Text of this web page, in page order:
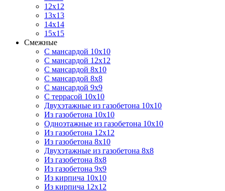
12х12
13х13
14х14
15х15
Смежные
С мансардой 10х10
С мансардой 12х12
С мансардой 8х10
С мансардой 8х8
С мансардой 9х9
С террасой 10х10
Двухэтажные из газобетона 10х10
Из газобетона 10х10
Одноэтажные из газобетона 10х10
Из газобетона 12х12
Из газобетона 8х10
Двухэтажные из газобетона 8х8
Из газобетона 8х8
Из газобетона 9х9
Из кирпича 10х10
Из кирпича 12х12